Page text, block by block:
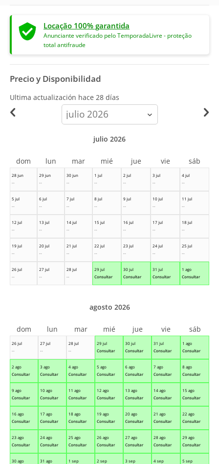
Locação 100% garantida
Anunciante verificado pelo TemporadaLivre - proteção
total antifraude
Precio y Disponibilidad
Ultima actualización hace 28 días
calendar-
month
28 jun
--
29 jun
--
30 jun
--
1 jul
--
2 jul
--
3 jul
--
4 jul
--
5 jul
--
6 jul
--
7 jul
--
8 jul
--
9 jul
--
10 jul
--
11 jul
--
12 jul
--
13 jul
--
14 jul
--
15 jul
--
16 jul
--
17 jul
--
18 jul
--
19 jul
--
20 jul
--
21 jul
--
22 jul
--
23 jul
--
24 jul
--
25 jul
--
26 jul
--
27 jul
--
28 jul
--
29 jul
Consultar
30 jul
Consultar
31 jul
Consultar
1 ago
Consultar
julio 2026
dom lun mar mié jue vie sáb
26 jul
--
27 jul
--
28 jul
--
29 jul
Consultar
30 jul
Consultar
31 jul
Consultar
1 ago
Consultar
2 ago
Consultar
3 ago
Consultar
4 ago
Consultar
5 ago
Consultar
6 ago
Consultar
7 ago
Consultar
8 ago
Consultar
9 ago
Consultar
10 ago
Consultar
11 ago
Consultar
12 ago
Consultar
13 ago
Consultar
14 ago
Consultar
15 ago
Consultar
16 ago
Consultar
17 ago
Consultar
18 ago
Consultar
19 ago
Consultar
20 ago
Consultar
21 ago
Consultar
22 ago
Consultar
23 ago
Consultar
24 ago
Consultar
25 ago
Consultar
26 ago
Consultar
27 ago
Consultar
28 ago
Consultar
29 ago
Consultar
30 ago
31 ago
1 sep
2 sep
3 sep
4 sep
5 sep
agosto 2026
dom lun mar mié jue vie sáb